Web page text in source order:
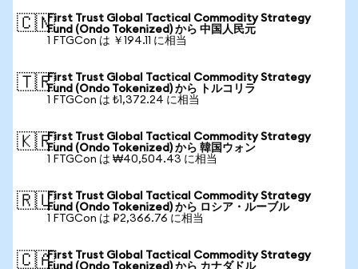
🇨🇳First Trust Global Tactical Commodity Strategy
Fund (Ondo Tokenized) から 中国人民元
1 FTGCon は ￥194.11 に相当
🇹🇷First Trust Global Tactical Commodity Strategy
Fund (Ondo Tokenized) から トルコリラ
1 FTGCon は ₺1,372.24 に相当
🇰🇷First Trust Global Tactical Commodity Strategy
Fund (Ondo Tokenized) から 韓国ウォン
1 FTGCon は ₩40,504.43 に相当
🇷🇺First Trust Global Tactical Commodity Strategy
Fund (Ondo Tokenized) から ロシア・ルーブル
1 FTGCon は ₽2,366.76 に相当
🇨🇦First Trust Global Tactical Commodity Strategy
Fund (Ondo Tokenized) から カナダドル